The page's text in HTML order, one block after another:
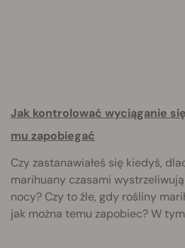
Jak kontrolować wyciąganie
mu zapobiegać
Czy zastanawiałeś się kiedyś,
marihuany czasami
nocy? Czy to źle, gdy rośliny
jak można temu zapobiec? W